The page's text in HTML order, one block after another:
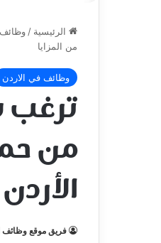
الرئيسية /
من المزايا
وظائف في الاردن
من
فريق موقع وظائف